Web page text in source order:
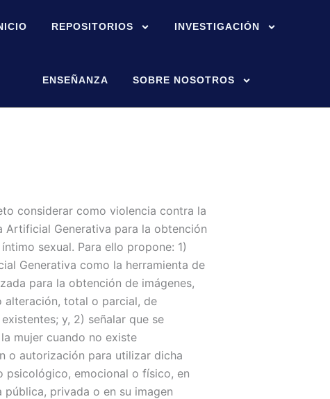
REPOSITORIOS INVESTIGACIÓN
ENSEÑANZA SOBRE NOSOTROS
considerar como violencia contra la
Artificial Generativa para la obtención
sexual. Para ello propone: 1)
Generativa como la herramienta de
para la obtención de imágenes,
alteración, total o parcial, de
y, 2) señalar que se
mujer cuando no existe
o autorización para utilizar dicha
psicológico, emocional o físico, en
privada o en su imagen